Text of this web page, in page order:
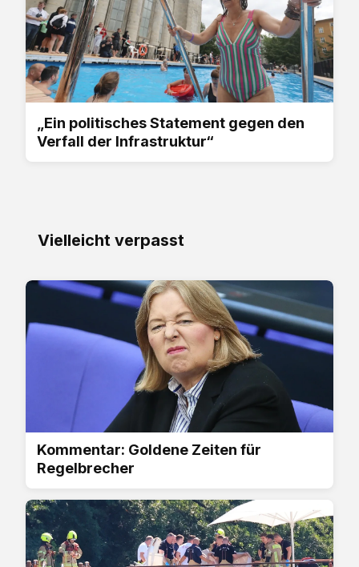
„Ein politisches Statement gegen den
Verfall der Infrastruktur“
Vielleicht verpasst
Kommentar: Goldene Zeiten für
Regelbrecher